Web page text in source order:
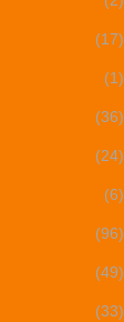
(17)
(1)
(36)
(24)
(6)
(96)
(49)
(33)